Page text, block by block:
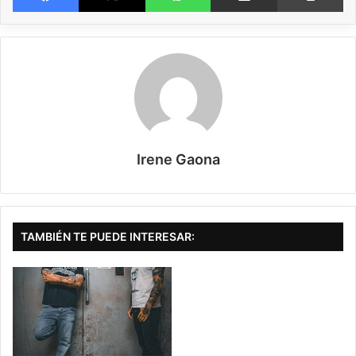
es un proyecto que nació en 2025 en Alemania, así que no
han estado perdiendo el tiempo. Está formado por Kai Koslik en la guitarra
y el bajo y A. J. Brümmer-Aschenbeck en la voz. A pesar de ello, para
“Becoming the Cure” han contado también con Norman Lonhard en la
batería y Tue Madsen como productor. Todos ellos tienen años de
durante todo el EP, y aunque podemos encontrar ligeros cambios de una
canciones podemos escuchar un doble pedal que aunque se mantiene en
todo el EP solo aparece cuando es realmente necesario, guitarras
guturales que en ningún momento dejan de ser impactantes y que están
siempre presentes. De hecho, en ningún momento escuchamos una voz
melódica, al igual que tampoco escuchamos demasiado el bajo y se le
podría haber dado más protagonismo.
Irene Gaona
TAMBIÉN TE PUEDE INTERESAR: